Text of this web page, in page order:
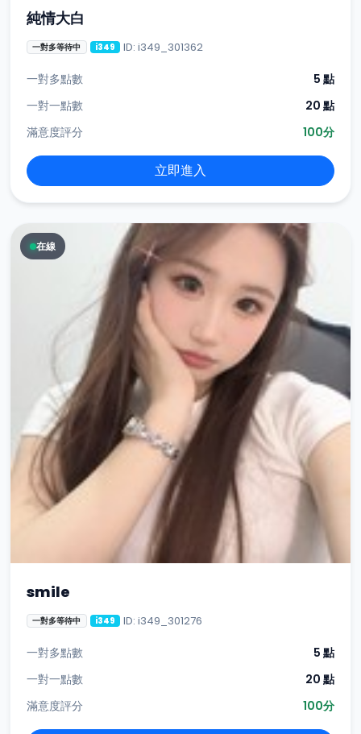
純情大白
一對多等待中 i349 ID: i349_301362
一對多點數
5 點
一對一點數
20 點
滿意度評分
100分
立即進入
在線
smile
一對多等待中 i349 ID: i349_301276
一對多點數
5 點
一對一點數
20 點
滿意度評分
100分